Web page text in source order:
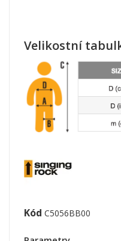
Velikostní
Kód C5056BB00